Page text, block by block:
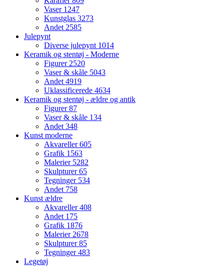
Vaser 1247
Kunstglas 3273
Andet 2585
Julepynt
Diverse julepynt 1014
Keramik og stentøj - Moderne
Figurer 2520
Vaser & skåle 5043
Andet 4919
Uklassificerede 4634
Keramik og stentøj - ældre og antik
Figurer87
Vaser & skåle 134
Andet 348
Kunst moderne
Akvareller605
Grafik 1563
Malerier 5282
Skulpturer65
Tegninger 534
Andet 758
Kunst ældre
Akvareller408
Andet 175
Grafik 1876
Malerier 2678
Skulpturer85
Tegninger483
Legetøj